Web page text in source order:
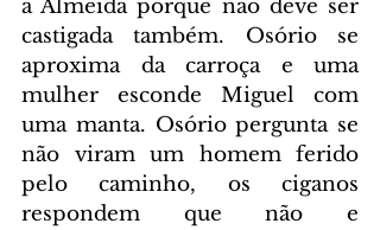
a Almeida porque não deve ser
castigada também. Osório se
aproxima da carroça e uma
mulher esconde Miguel com
uma manta. Osório pergunta se
não viram um homem ferido
pelo caminho, os ciganos
respondem que não e